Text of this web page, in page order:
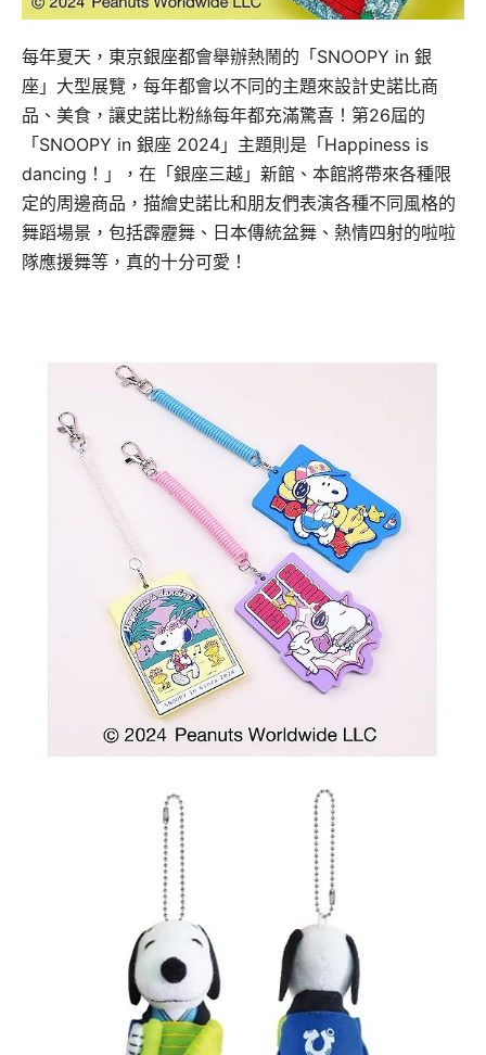
每年夏天，東京銀座都會舉辦熱鬧的「SNOOPY in 銀
座」大型展覽，每年都會以不同的主題來設計史諾比商
品、美食，讓史諾比粉絲每年都充滿驚喜！第26屆的
「SNOOPY in 銀座 2024」主題則是「Happiness is
dancing！」，在「銀座三越」新館、本館將帶來各種限
定的周邊商品，描繪史諾比和朋友們表演各種不同風格的
舞蹈場景，包括霹靂舞、日本傳統盆舞、熱情四射的啦啦
隊應援舞等，真的十分可愛！